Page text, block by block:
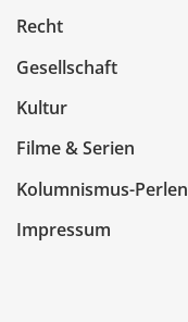
Recht
Gesellschaft
Kultur
Filme & Serien
Kolumnismus-Perlen
Impressum